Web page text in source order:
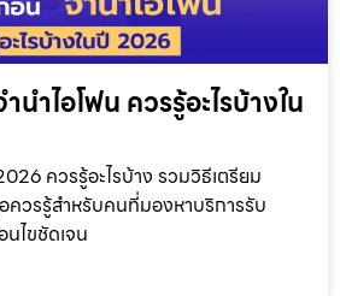
นำไอโฟน ควรรู้อะไรบ้างใน
ควรรู้อะไรบ้าง รวมวิธีเตรียม
อควรรู้สำหรับคนที่มองหาบริการรับ
นไขชัดเจน